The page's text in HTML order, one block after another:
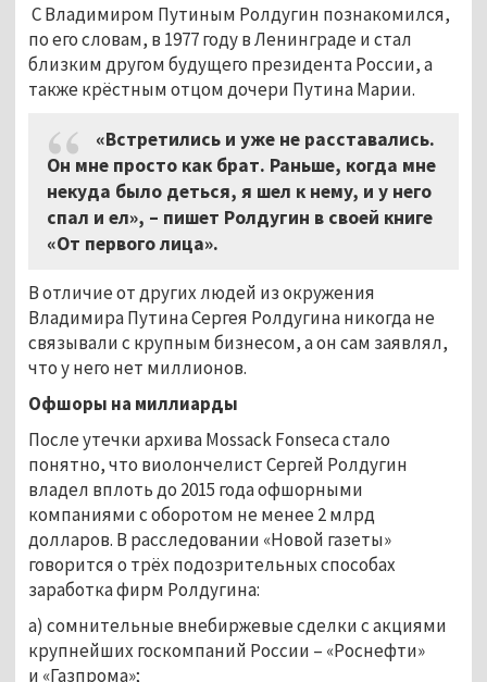
С Владимиром Путиным Ролдугин познакомился,
по его словам, в 1977 году в Ленинграде и стал
близким другом будущего президента России, а
также крёстным отцом дочери Путина Марии.
«Встретились и уже не расставались.
Он мне просто как брат. Раньше, когда мне
некуда было деться, я шел к нему, и у него
спал и ел», – пишет Ролдугин в своей книге
«От первого лица».
В отличие от других людей из окружения
Владимира Путина Сергея Ролдугина никогда не
связывали с крупным бизнесом, а он сам заявлял,
что у него нет миллионов.
Офшоры на миллиарды
После утечки архива Mossack Fonseca стало
понятно, что виолончелист Сергей Ролдугин
владел вплоть до 2015 года офшорными
компаниями с оборотом не менее 2 млрд
долларов. В расследовании «Новой газеты»
говорится о трёх подозрительных способах
заработка фирм Ролдугина:
а) сомнительные внебиржевые сделки с акциями
крупнейших госкомпаний России – «Роснефти»
и «Газпрома»;